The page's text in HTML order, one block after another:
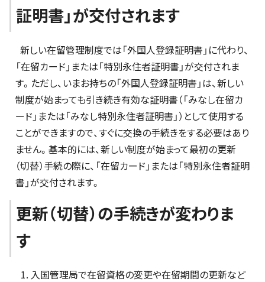
証明書」が交付されます
新しい在留管理制度では「外国人登録証明書」に代わり、
「在留カード」または「特別永住者証明書」が交付されま
す。ただし、いまお持ちの「外国人登録証明書」は、新しい
制度が始まっても引き続き有効な証明書（「みなし在留カ
ード」または「みなし特別永住者証明書」）として使用する
ことができますので、すぐに交換の手続きをする必要はあり
ません。基本的には、新しい制度が始まって最初の更新
（切替）手続の際に、「在留カード」または「特別永住者証明
書」が交付されます。
更新（切替）の手続きが変わりま
す
入国管理局で在留資格の変更や在留期間の更新など